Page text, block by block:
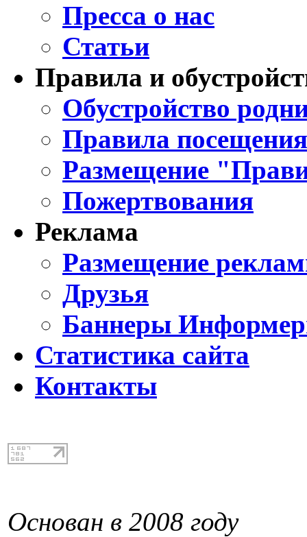
Пресса о нас
Статьи
Правила и
Обустройство
Правила
Размещение
Пожертвования
Реклама
Размещение
Друзья
Баннеры
Статистика сайта
Контакты
Основан в 2008 году